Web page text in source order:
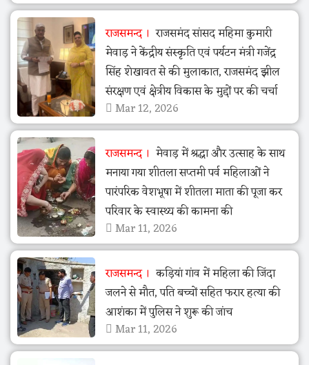
राजसमन्द
राजसमंद सांसद महिमा कुमारी
मेवाड़ ने केंद्रीय संस्कृति एवं पर्यटन मंत्री गजेंद्र
सिंह शेखावत से की मुलाकात, राजसमंद झील
संरक्षण एवं क्षेत्रीय विकास के मुद्दों पर की चर्चा
Mar 12, 2026
राजसमन्द
मेवाड़ में श्रद्धा और उत्साह के साथ
मनाया गया शीतला सप्तमी पर्व महिलाओं ने
पारंपरिक वेशभूषा में शीतला माता की पूजा कर
परिवार के स्वास्थ्य की कामना की
Mar 11, 2026
राजसमन्द
कड़ियां गांव में महिला की जिंदा
जलने से मौत, पति बच्चों सहित फरार हत्या की
आशंका में पुलिस ने शुरू की जांच
Mar 11, 2026